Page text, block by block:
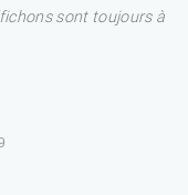
sont toujours à